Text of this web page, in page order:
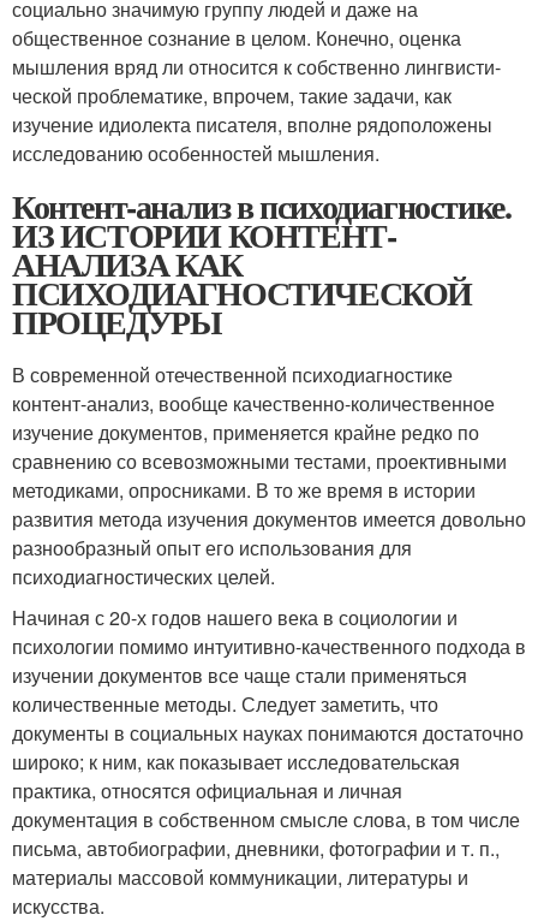
социаль­но значимую группу людей и даже на
общественное сознание в целом. Конечно, оценка
мышления вряд ли относится к собственно лингвисти­
ческой проблематике, впрочем, такие задачи, как
изучение идиолекта писателя, вполне рядоположены
исследованию особенностей мышления.
Контент-анализ в психодиагностике.
ИЗ ИСТОРИИ КОНТЕНТ-
АНАЛИЗА КАК
ПСИХОДИАГНОСТИЧЕСКОЙ
ПРОЦЕДУРЫ
В современной отечественной психодиагностике
контент-анализ, вообще качественно-количественное
изучение документов, применяется крайне редко по
сравнению со всевозможными тестами, проективными
методиками, опросниками. В то же время в истории
развития метода изучения документов имеется довольно
разнообразный опыт его использования для
психодиагностических целей.
Начиная с 20-х годов нашего века в социологии и
психологии помимо интуитивно-качественного подхода в
изучении документов все чаще стали применяться
количественные методы. Следует заметить, что
документы в социальных науках понимаются достаточно
широко; к ним, как показывает исследовательская
практика, относятся официальная и личная
документация в собственном смысле слова, в том числе
письма, автобиографии, дневники, фотографии и т. п.,
материалы массовой коммуникации, литературы и
искусства.